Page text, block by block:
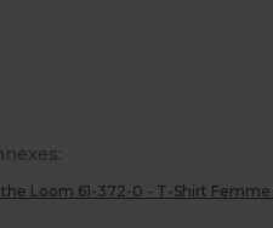
Loom 61-372-0 - T-Shirt Femme